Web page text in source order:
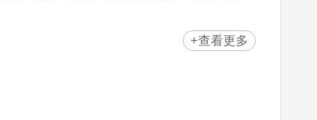
禁,阴部整形,妇科等领域守护妇女的尊严，
感”，我院将提供“睿智的医疗技术”。
+查看更多